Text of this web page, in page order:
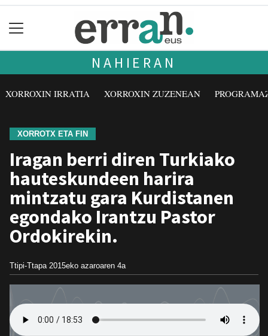
NAHIERAN
XORROXIN IRRATIA XORROXIN ZUZENEAN
XORROTX ETA FIN
Iragan berri diren Turkiako
hauteskundeen harira
mintzatu gara Kurdistanen
egondako Irantzu Pastor
Ordokirekin.
Ttipi-Ttapa 2015eko azaroaren 4a